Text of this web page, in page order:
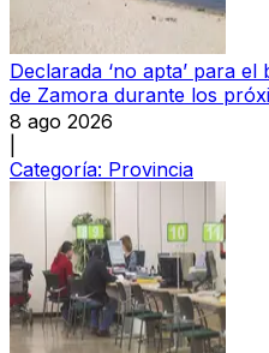
Declarada ‘no apta’ para
de Zamora durante los
8 ago 2026
Categoría: Provincia